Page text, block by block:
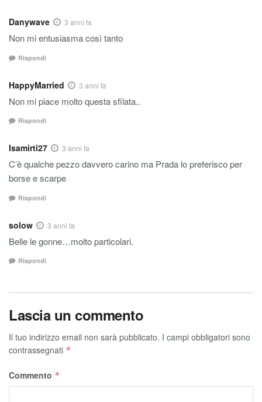
Danywave 3 anni fa
Non mi entusiasma così tanto
Rispondi
HappyMarried 3 anni fa
Non mi piace molto questa sfilata..
Rispondi
Isamirti27 3 anni fa
C’è qualche pezzo davvero carino ma Prada lo preferisco per
borse e scarpe
Rispondi
solow 3 anni fa
Belle le gonne…molto particolari.
Rispondi
Lascia un commento
Il tuo indirizzo email non sarà pubblicato. I campi obbligatori sono
contrassegnati *
Commento *